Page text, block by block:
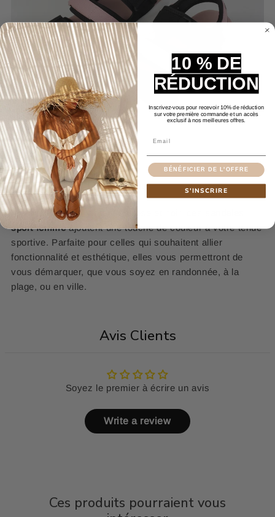
Pour un Look Dynamique
Avec son design vibrant en rose et noir, ces
sport femmeajoutent une touche de couleur à votre tenue
sportive. Parfaite pour celles qui souhaitent allier
fonctionnalité et esthétique, elles vous permettront de
vous démarquer, que vous soyez en randonnée, à la
plage, ou en ville.
Avis Clients
Soyez le premier à écrire un avis
Write a review
Ces produits pourraient vous
10 % DE
RÉDUCTION
Inscrivez-vous pour recevoir 10% de réduction
sur votre première commande et un accès
exclusif à nos meilleures offres.
BÉNÉFICIER DE L'OFFRE
S'INSCRIRE